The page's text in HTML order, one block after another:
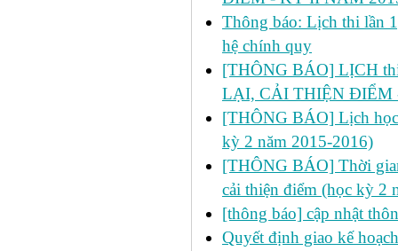
Thông báo: Lịch thi lần
hệ chính quy
[THÔNG BÁO] LỊCH thi
LẠI, CẢI THIỆN ĐIỂM
[THÔNG BÁO] Lịch
kỳ 2 năm 2015-2016)
[THÔNG BÁO] Thời
cải thiện điểm (học kỳ 2
[thông báo] cập nhật
Quyết định giao kế